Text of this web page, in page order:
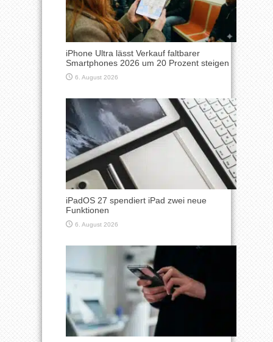
iPhone Ultra lässt Verkauf faltbarer
Smartphones 2026 um 20 Prozent steigen
6. August 2026
iPadOS 27 spendiert iPad zwei neue
Funktionen
6. August 2026